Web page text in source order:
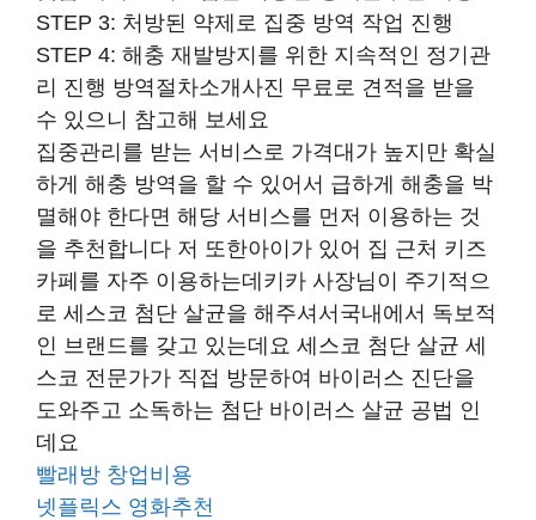
STEP 3: 처방된 약제로 집중 방역 작업 진행
STEP 4: 해충 재발방지를 위한 지속적인 정기관
리 진행 방역절차소개사진 무료로 견적을 받을
수 있으니 참고해 보세요
집중관리를 받는 서비스로 가격대가 높지만 확실
하게 해충 방역을 할 수 있어서 급하게 해충을 박
멸해야 한다면 해당 서비스를 먼저 이용하는 것
을 추천합니다 저 또한아이가 있어 집 근처 키즈
카페를 자주 이용하는데키카 사장님이 주기적으
로 세스코 첨단 살균을 해주셔서국내에서 독보적
인 브랜드를 갖고 있는데요 세스코 첨단 살균 세
스코 전문가가 직접 방문하여 바이러스 진단을
도와주고 소독하는 첨단 바이러스 살균 공법 인
데요
빨래방 창업비용
넷플릭스 영화추천